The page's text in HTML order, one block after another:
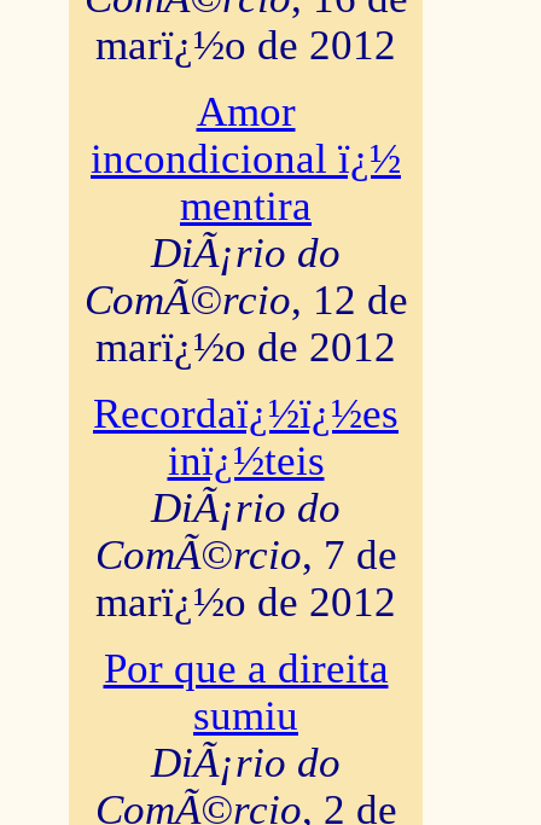
marï¿½o de 2012
Amor
incondicional ï¿½
mentira
DiÃ¡rio do
ComÃ©rcio, 12 de
marï¿½o de 2012
Recordaï¿½ï¿½es
inï¿½teis
DiÃ¡rio do
ComÃ©rcio, 7 de
marï¿½o de 2012
Por que a direita
sumiu
DiÃ¡rio do
ComÃ©rcio, 2 de